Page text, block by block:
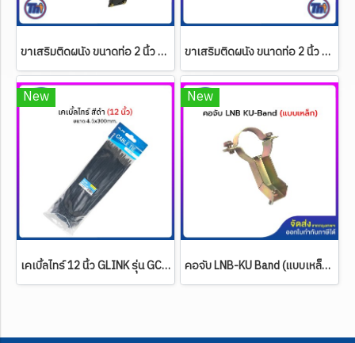
ขาเสริมติดผนัง ขนาดท่อ 2 นิ้ว ยื่น 75 ซ.ม. (พร้อมสกรูตัวผู้, น็อตตัวเมียเบอร์ 17 และแหวนรอง 4 ชุด) ขาเสริมติดผนัง ขนาดท่อ 2 นิ้ว ยื่น 100 ซ.ม. (พร้อมสกรูตัวผู้, น็อตตัวเมียเบอร์ 17 และแหวนรอง 4 ชุด)
New
เคเบิ้ลไทร์ 12 นิ้ว GLINK รุ่น GCT-04 (มีให้เลือก 2 สี สีดำ และสีขาว)
New
คอจับ LNB-KU Band (แบบเหล็ก) สำหรับก้านยึดที่มีขนาด 2x2 ซ.ม.